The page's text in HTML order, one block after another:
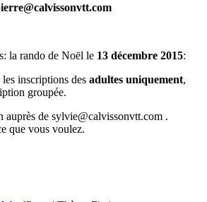
la rando de Noël le 13 décembre 2015:
inscriptions des adultes uniquement,
groupée.
auprès de sylvie@calvissonvtt.com .
que vous voulez.